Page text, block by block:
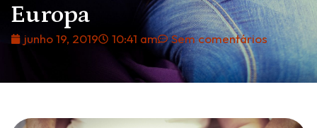
Europa
junho 19, 2019 10:41 am Sem comentários